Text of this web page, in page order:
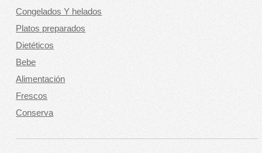
Congelados Y helados
Platos preparados
Dietéticos
Bebe
Alimentación
Frescos
Conserva